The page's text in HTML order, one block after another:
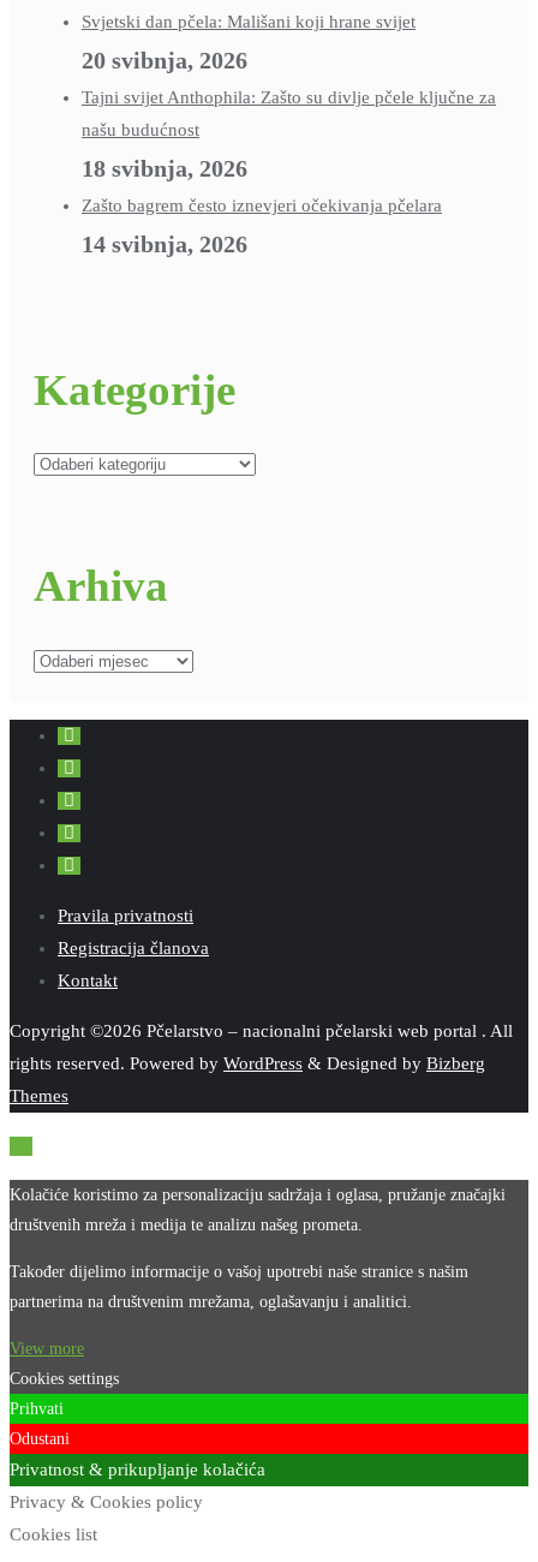
Svjetski dan pčela: Mališani koji hrane svijet
20 svibnja, 2026
Tajni svijet Anthophila: Zašto su divlje pčele ključne za
našu budućnost
18 svibnja, 2026
Zašto bagrem često iznevjeri očekivanja pčelara
14 svibnja, 2026
Kategorije
Kategorije
Arhiva
Arhiva
Pravila privatnosti
Registracija članova
Kontakt
Copyright ©2026 Pčelarstvo – nacionalni pčelarski web portal . All
rights reserved. Powered by WordPress & Designed by Bizberg
Themes
Kolačiće koristimo za personalizaciju sadržaja i oglasa, pružanje značajki
društvenih mreža i medija te analizu našeg prometa.
Također dijelimo informacije o vašoj upotrebi naše stranice s našim
partnerima na društvenim mrežama, oglašavanju i analitici.
View more
Cookies settings
Prihvati
Odustani
Privatnost & prikupljanje kolačića
Privacy & Cookies policy
Cookies list